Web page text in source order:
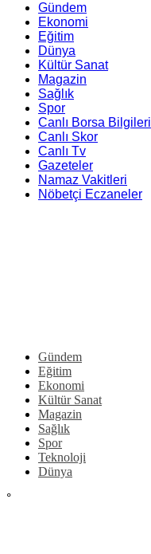
Gündem
Ekonomi
Eğitim
Dünya
Kültür Sanat
Magazin
Sağlık
Spor
Canlı Borsa Bilgileri
Canlı Skor
Canlı Tv
Gazeteler
Namaz Vakitleri
Nöbetçi Eczaneler
Gündem
Eğitim
Ekonomi
Kültür Sanat
Magazin
Sağlık
Spor
Teknoloji
Dünya
°